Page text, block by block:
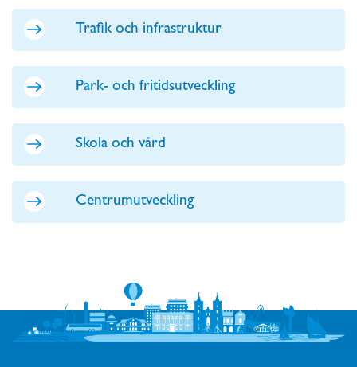
Trafik och infrastruktur
Park- och fritidsutveckling
Skola och vård
Centrumutveckling